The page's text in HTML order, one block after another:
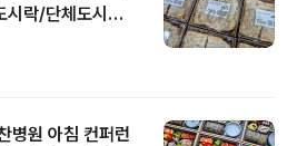
락/단체도시락/
병원 아침 컨퍼런